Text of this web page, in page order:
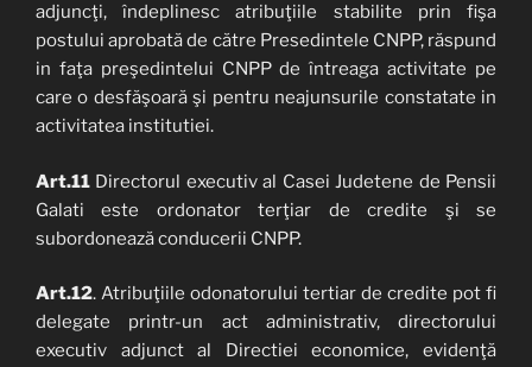
adjuncţi, îndeplinesc atribuţiile stabilite prin fişa
postului aprobată de către Presedintele CNPP, răspund
in faţa preşedintelui CNPP de întreaga activitate pe
care o desfăşoară şi pentru neajunsurile constatate in
activitatea institutiei.
Art.11 Directorul executiv al Casei Judetene de Pensii
Galati este ordonator terţiar de credite şi se
subordonează conducerii CNPP.
Art.12. Atribuţiile odonatorului tertiar de credite pot fi
delegate printr-un act administrativ, directorului
executiv adjunct al Directiei economice, evidenţă